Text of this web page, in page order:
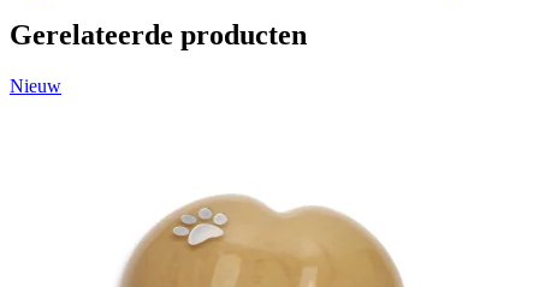
Gerelateerde producten
Nieuw